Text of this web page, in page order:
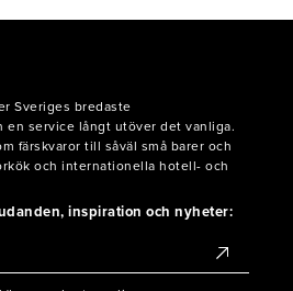
Sveriges bredaste
en service långt utöver det vanliga.
färskvaror till såväl små barer och
och internationella hotell- och
inspiration och nyheter: